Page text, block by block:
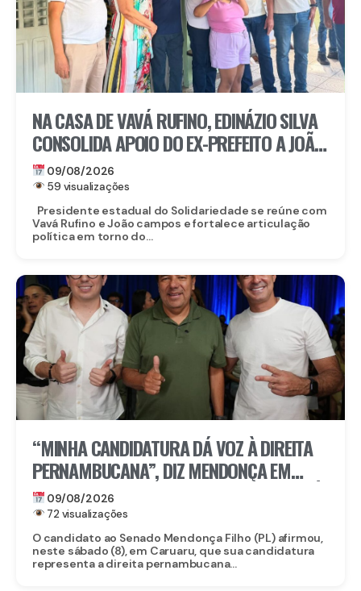
NA CASA DE VAVÁ RUFINO, EDINÁZIO SILVA
CONSOLIDA APOIO DO EX-PREFEITO A JOÃO
CAMPOS
09/08/2026
59 visualizações
Presidente estadual do Solidariedade se reúne com
Vavá Rufino e João campos e fortalece articulação
política em torno do...
“MINHA CANDIDATURA DÁ VOZ À DIREITA
PERNAMBUCANA”, DIZ MENDONÇA EM
LANÇAMENTO DA CANDIDATURA DE RAFFIÊ,
EM CARUARU
09/08/2026
72 visualizações
O candidato ao Senado Mendonça Filho (PL) afirmou,
neste sábado (8), em Caruaru, que sua candidatura
representa a direita pernambucana...